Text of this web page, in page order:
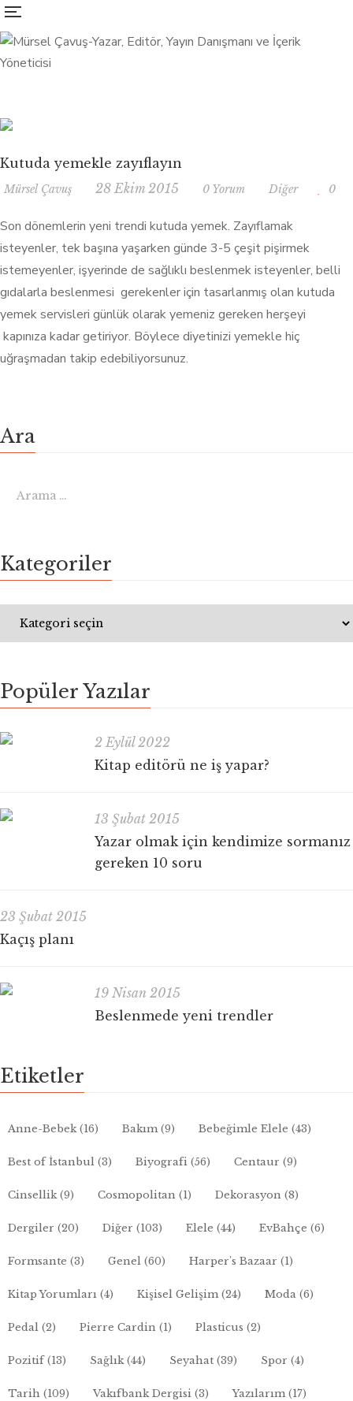
Kutuda yemekle zayıflayın
Mürsel Çavuş 28 Ekim 2015 0 Yorum Diğer 0
Son dönemlerin yeni trendi kutuda yemek. Zayıflamak
isteyenler, tek başına yaşarken günde 3-5 çeşit pişirmek
istemeyenler, işyerinde de sağlıklı beslenmek isteyenler, belli
gıdalarla beslenmesi gerekenler için tasarlanmış olan kutuda
yemek servisleri günlük olarak yemeniz gereken herşeyi
kapınıza kadar getiriyor. Böylece diyetinizi yemekle hiç
uğraşmadan takip edebiliyorsunuz.
Ara
Kategoriler
Popüler Yazılar
2 Eylül 2022
Kitap editörü ne iş yapar?
13 Şubat 2015
Yazar olmak için kendimize sormanız
gereken 10 soru
23 Şubat 2015
Kaçış planı
19 Nisan 2015
Beslenmede yeni trendler
Etiketler
Anne-Bebek(16) Bakım(9) Bebeğimle Elele (43)
Best of İstanbul (3) Biyografi (56) Centaur (9)
Cinsellik(9) Cosmopolitan (1) Dekorasyon (8)
Dergiler (20) Diğer (103) Elele (44) EvBahçe (6)
Formsante (3) Genel (60) Harper's Bazaar (1)
Kitap Yorumları (4) Kişisel Gelişim(24) Moda (6)
Pedal (2) Pierre Cardin (1) Plasticus (2)
Pozitif(13) Sağlık(44) Seyahat (39) Spor (4)
Tarih (109) Vakıfbank Dergisi (3) Yazılarım(17)